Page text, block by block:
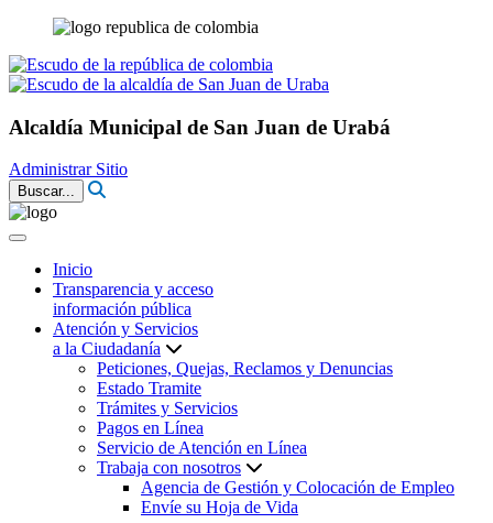
Alcaldía Municipal de San Juan de Urabá
Administrar Sitio
Buscar...
Inicio
Transparencia y acceso
información pública
Atención y Servicios
a la Ciudadanía
Peticiones, Quejas, Reclamos y Denuncias
Estado Tramite
Trámites y Servicios
Pagos en Línea
Servicio de Atención en Línea
Trabaja con nosotros
Agencia de Gestión y Colocación de Empleo
Envíe su Hoja de Vida